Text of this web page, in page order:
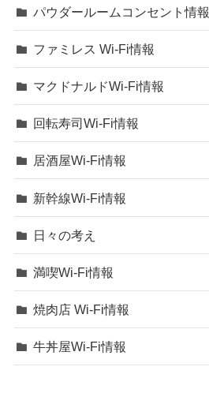
パウダールームコンセント情報
ファミレス Wi-Fi情報
マクドナルドWi-Fi情報
回転寿司Wi-Fi情報
居酒屋Wi-Fi情報
新幹線Wi-Fi情報
日々の考え
満喫Wi-Fi情報
焼肉店 Wi-Fi情報
牛丼屋Wi-Fi情報